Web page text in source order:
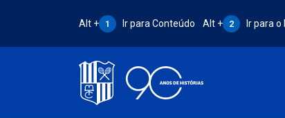
Atalho Alt + 1:
Alt + 1 Ir para Conteúdo Atalho Alt + 2:
Alt + 2 Ir para o